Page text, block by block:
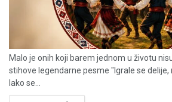
Malo je onih koji barem jednom u životu
stihove legendarne pesme "Igrale se
Iako se...